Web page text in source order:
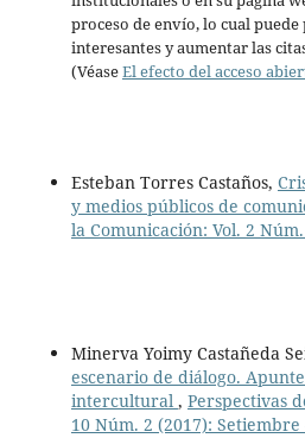
proceso de envío, lo cual
interesantes y aumentar las
(VéaseEl efecto del acceso
Esteban Torres Castaños,
y medios públicos de
la Comunicación: Vol. 2
Minerva Yoimy Castañeda
escenario de diálogo.
intercultural , Perspectivas
10 Núm. 2 (2017):